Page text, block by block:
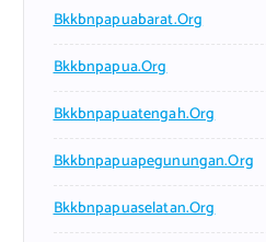
Bkkbnpapuabarat.org
Bkkbnpapua.org
Bkkbnpapuatengah.org
Bkkbnpapuapegunungan.org
Bkkbnpapuaselatan.org